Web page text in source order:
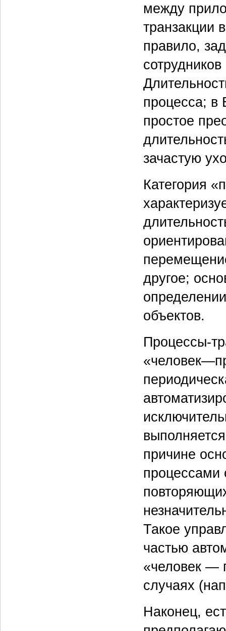
между
транзакции
правило,
процесса; в
простое
зачастую
Категория
другое;
объектов.
Процессы-
причине
процессами
Такое
частью
«человек —
случаях
Наконец,